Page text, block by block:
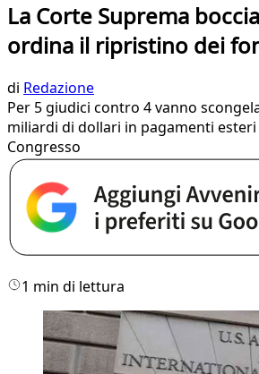
La Corte Suprema
ordina il ripristino dei
di Redazione
Per 5 giudici contro 4 vanno
miliardi di dollari in pagamenti
Congresso
1 min di lettura